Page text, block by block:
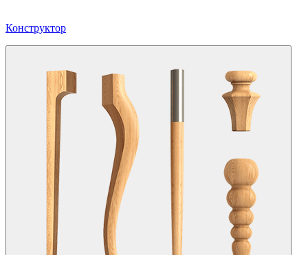
Конструктор